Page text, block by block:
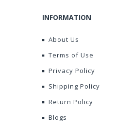
INFORMATION
About Us
Terms of Use
Privacy Policy
Shipping Policy
Return Policy
Blogs